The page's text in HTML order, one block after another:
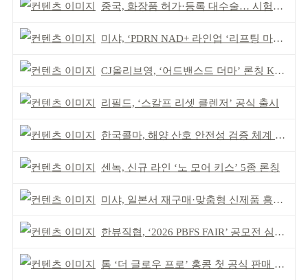
중국, 화장품 허가·등록 대수술… 시험자료 공용 허용
미샤, ‘PDRN NAD+ 라인업 ‘리프팅 마스크’ 출시
CJ올리브영, ‘어드밴스드 더마’ 론칭 K더마 육성 박차
리필드, ‘스칼프 리셋 클렌저’ 공식 출시
한국콜마, 해양 산호 안전성 검증 체계 구축
센녹, 신규 라인 ‘노 모어 키스’ 5종 론칭
미샤, 일본서 재구매·맞춤형 신제품 흥행 ‘쌍끌이’
한뷰직협, ‘2026 PBFS FAIR’ 공모전 심사 성료
톰 ‘더 글로우 프로’ 홍콩 첫 공식 판매 완판